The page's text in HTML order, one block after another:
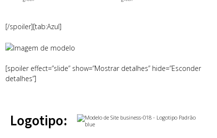
[/spoiler][tab:Azul]
[spoiler effect=”slide” show=”Mostrar detalhes” hide=”Esconder
detalhes”]
Logotipo: